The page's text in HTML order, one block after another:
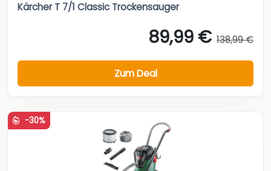
Kärcher T 7/1 Classic Trockensauger
89,99 € 138,99 €
Zum Deal
-30%